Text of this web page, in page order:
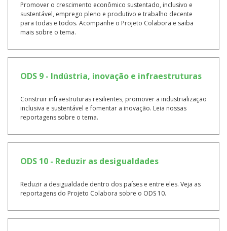
Promover o crescimento econômico sustentado, inclusivo e
sustentável, emprego pleno e produtivo e trabalho decente
para todas e todos. Acompanhe o Projeto Colabora e saiba
mais sobre o tema.
ODS 9 - Indústria, inovação e infraestruturas
Construir infraestruturas resilientes, promover a industrialização
inclusiva e sustentável e fomentar a inovação. Leia nossas
reportagens sobre o tema.
ODS 10 - Reduzir as desigualdades
Reduzir a desigualdade dentro dos países e entre eles. Veja as
reportagens do Projeto Colabora sobre o ODS 10.